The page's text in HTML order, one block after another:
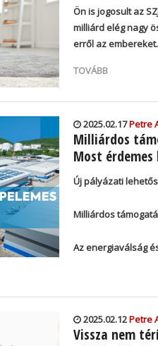
Ön is jogosult az
milliárd elég nagy
erről az
TOVÁBB
2025.02.17Petre
Milliárdos
Most érdemes
Új pályázati
Milliárdos
Az energiaválság
2025.02.12Petre
Vissza nem